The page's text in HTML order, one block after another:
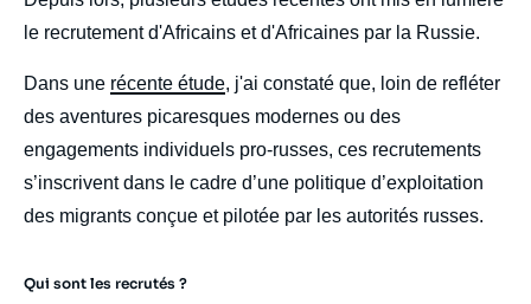
le recrutement d'Africains et d'Africaines par la Russie.
Dans une récente étude, j'ai constaté que, loin de refléter
des aventures picaresques modernes ou des
engagements individuels pro-russes, ces recrutements
s’inscrivent dans le cadre d’une politique d’exploitation
des migrants conçue et pilotée par les autorités russes.
Qui sont les recrutés ?